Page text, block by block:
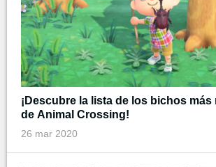
¡Descubre la lista de los bichos
de Animal Crossing!
26 mar 2020